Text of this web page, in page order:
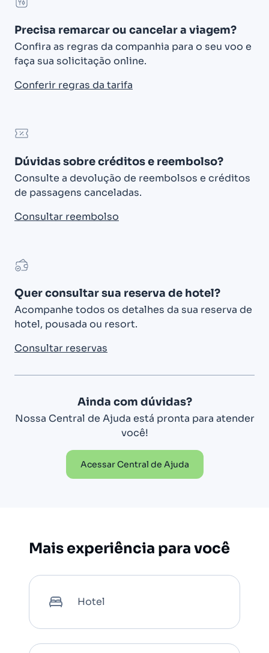
Precisa remarcar ou cancelar a viagem?
Confira as regras da companhia para o seu voo e
faça sua solicitação online.
Conferir regras da tarifa
Dúvidas sobre créditos e reembolso?
Consulte a devolução de reembolsos e créditos
de passagens canceladas.
Consultar reembolso
Quer consultar sua reserva de hotel?
Acompanhe todos os detalhes da sua reserva de
hotel, pousada ou resort.
Consultar reservas
Ainda com dúvidas?
Nossa Central de Ajuda está pronta para atender
você!
Acessar Central de Ajuda
Mais experiência para você
Hotel